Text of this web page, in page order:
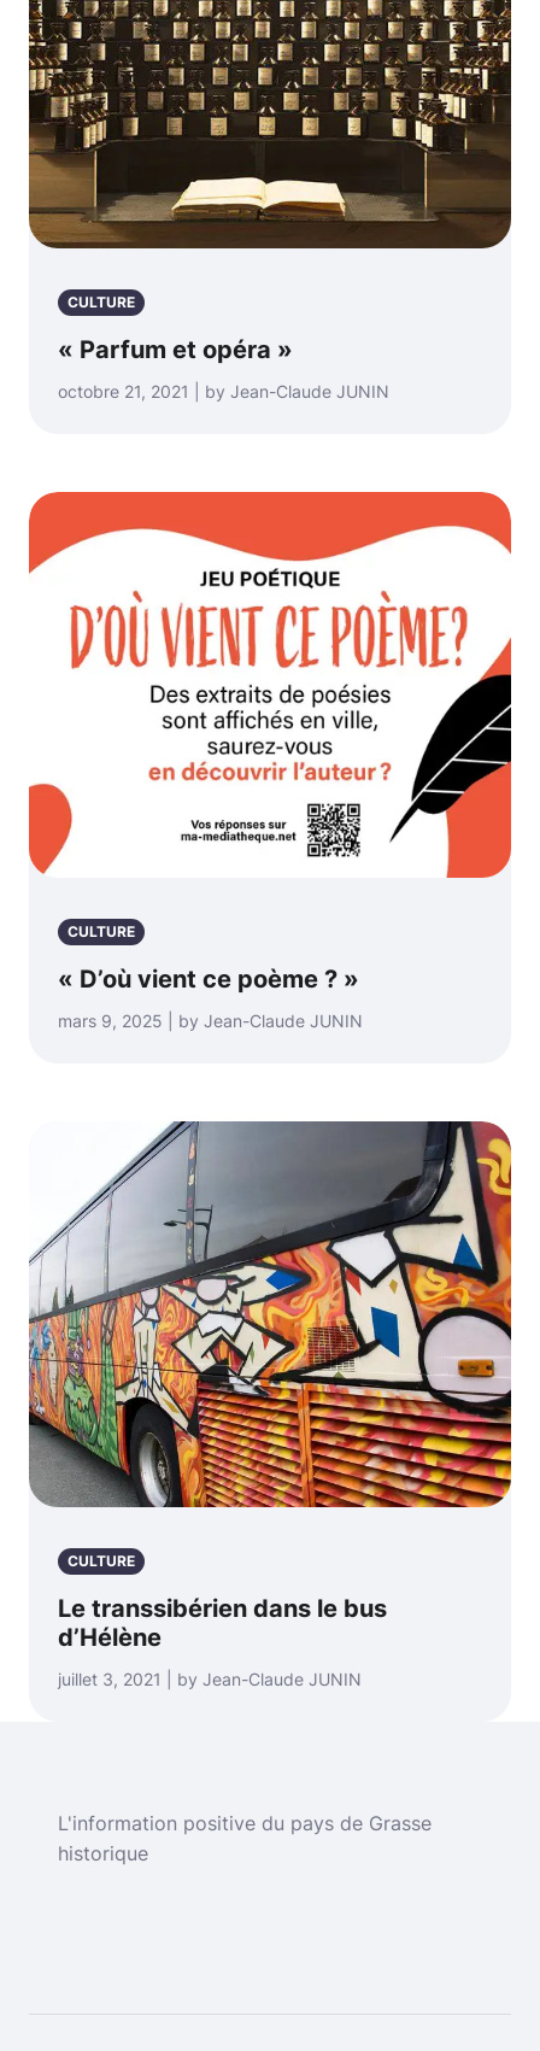
CULTURE
« Parfum et opéra »
octobre 21, 2021 | by Jean-Claude JUNIN
CULTURE
« D’où vient ce poème ? »
mars 9, 2025 | by Jean-Claude JUNIN
CULTURE
Le transsibérien dans le bus
d’Hélène
juillet 3, 2021 | by Jean-Claude JUNIN
L'information positive du pays de Grasse
historique